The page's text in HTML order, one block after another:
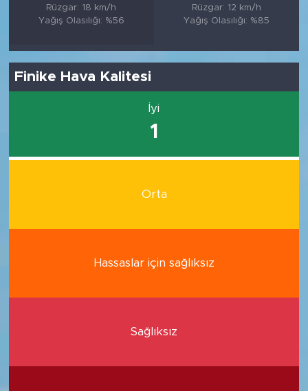
Rüzgar: 18 km/h
Yağış Olasılığı: %56
Rüzgar: 12 km/h
Yağış Olasılığı: %85
Finike Hava Kalitesi
İyi
1
Orta
Hassaslar için sağlıksız
Sağlıksız